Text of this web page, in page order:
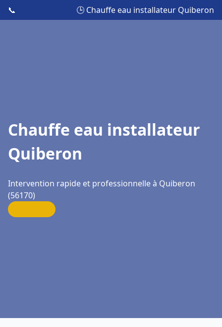
📞 🕒 Chauffe eau installateur Quiberon
Chauffe eau installateur
Quiberon
Intervention rapide et professionnelle à Quiberon
(56170)